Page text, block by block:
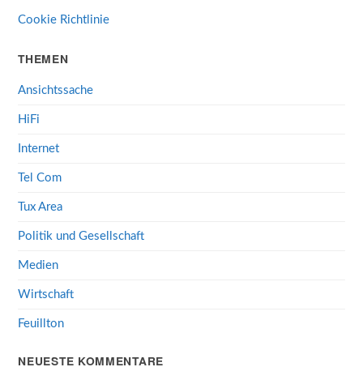
Cookie Richtlinie
THEMEN
Ansichtssache
HiFi
Internet
Tel Com
Tux Area
Politik und Gesellschaft
Medien
Wirtschaft
Feuillton
NEUESTE KOMMENTARE